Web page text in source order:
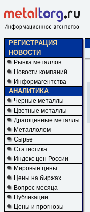
РЕГИСТРАЦИЯ
НОВОСТИ
Рынка металлов
Новости компаний
Информагентства
АНАЛИТИКА
Черные металлы
Цветные металлы
Драгоценные металлы
Металлолом
Сырье
Статистика
Индекс цен России
Мировые цены
Цены на биржах
Вопрос месяца
Публикации
Цены и прогнозы